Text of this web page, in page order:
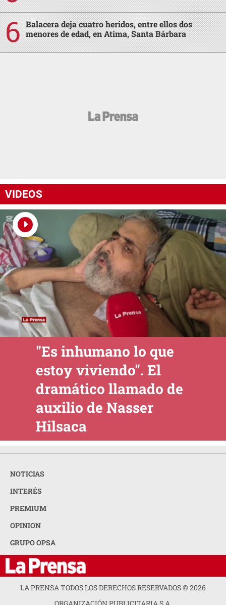
Balacera deja cuatro heridos, entre ellos dos
menores de edad, en Atima, Santa Bárbara
VIDEOS
"Es inhumano lo que
estoy viviendo". El
dramático llamado de
auxilio de Nasser
Hilsaca
NOTICIAS
INTERÉS
PREMIUM
OPINION
GRUPO OPSA
LA PRENSA TODOS LOS DERECHOS RESERVADOS ©2026